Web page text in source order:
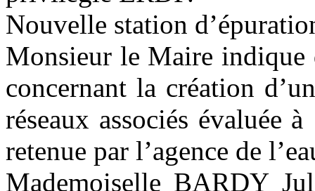
Nouvelle station
Monsieur le Maire indique
concernant la création
réseaux associés évaluée
retenue par l’agence de
Mademoiselle BARDY